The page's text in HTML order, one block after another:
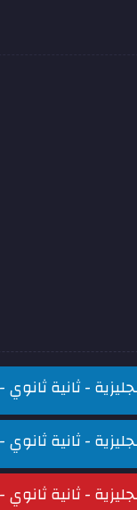
- ثانية
- ثانية
- ثانية